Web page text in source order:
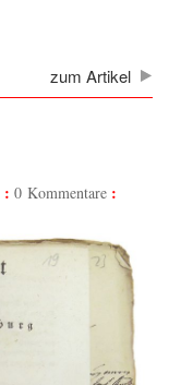
zum Artikel
0 Kommentare